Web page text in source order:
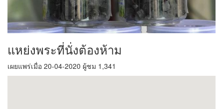
แหย่งพระที่นั่งต้องห้าม
เผยแพร่เมื่อ 20-04-2020 ผู้ชม 1,341